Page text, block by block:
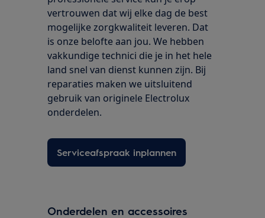
vertrouwen dat wij elke dag de best
mogelijke zorgkwaliteit leveren. Dat
is onze belofte aan jou. We hebben
vakkundige technici die je in het hele
land snel van dienst kunnen zijn. Bij
reparaties maken we uitsluitend
gebruik van originele Electrolux
onderdelen.
Serviceafspraak inplannen
Onderdelen en accessoires